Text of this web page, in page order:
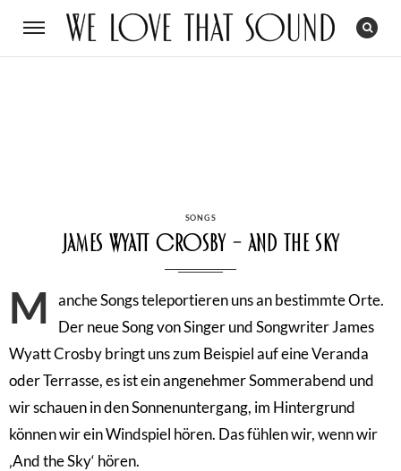
CATEGORIES
SONGS
James Wyatt Crosby – And the Sky
M
anche Songs teleportieren uns an bestimmte Orte.
Der neue Song von Singer und Songwriter James
Wyatt Crosby bringt uns zum Beispiel auf eine Veranda
oder Terrasse, es ist ein angenehmer Sommerabend und
wir schauen in den Sonnenuntergang, im Hintergrund
können wir ein Windspiel hören. Das fühlen wir, wenn wir
‚And the Sky‘ hören.